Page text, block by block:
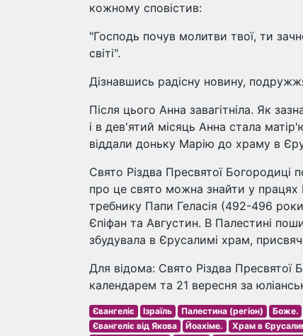
кожному сповістив:
"Господь почув молитви твої, ти
світі".
Дізнавшись радісну новину,
Після цього Анна завагітніла. Як
і в дев'ятий місяць Анна стала
віддали доньку Марію до храму в
Свято Різдва Пресвятої Богородиці
про це свято можна знайти у
требнику Папи Геласія (492-496
Єпіфан та Августин. В Палестині
збудувала в Єрусалимі храм,
Для відома: Свято Різдва Пресвятої
календарем та 21 вересня за
Євангеліє Ізраїль Палестина (регіон) Боже.
Євангеліє від Якова
Йоахіме. Храм в